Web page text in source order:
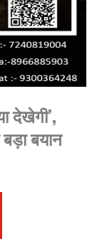
देखेगी’,
बयान